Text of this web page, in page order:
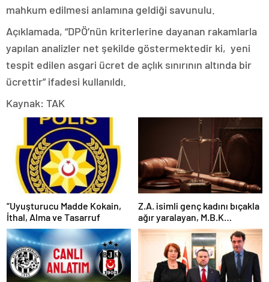
mahkum edilmesi anlamına geldiği savunulu.
Açıklamada, “DPÖ’nün kriterlerine dayanan rakamlarla
yapılan analizler net şekilde göstermektedir ki, yeni
tespit edilen asgari ücret de açlık sınırının altında bir
ücrettir” ifadesi kullanıldı.
Kaynak: TAK
“Uyuşturucu Madde Kokain,
İthal, Alma ve Tasarruf
Z.A. isimli genç kadını bıçakla
ağır yaralayan, M.B.K
mahkemeye çıkarıldı